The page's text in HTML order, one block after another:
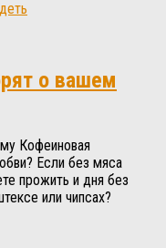
о вашем
Кофеиновая
Если без мяса
прожить и дня без
или чипсах?